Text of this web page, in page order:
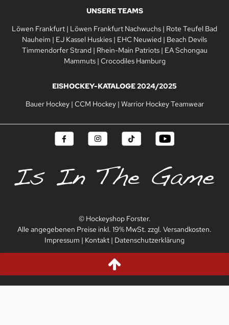
UNSERE TEAMS
Löwen Frankfurt | Löwen Frankfurt Nachwuchs | Rote Teufel Bad
Nauheim | EJ Kassel Huskies | EHC Neuwied | Beach Devils
Timmendorfer Strand | Rhein-Main Patriots| EA Schongau
Mammuts| Crocodiles Hamburg
EISHOCKEY-KATALOGE 2024/2025
Bauer Hockey| CCM Hockey| Warrior Hockey Teamwear
© Hockeyshop Forster.
Alle angegebenen Preise inkl. 19% MwSt. zzgl. Versandkosten.
Impressum | Kontakt | Datenschutzerklärung